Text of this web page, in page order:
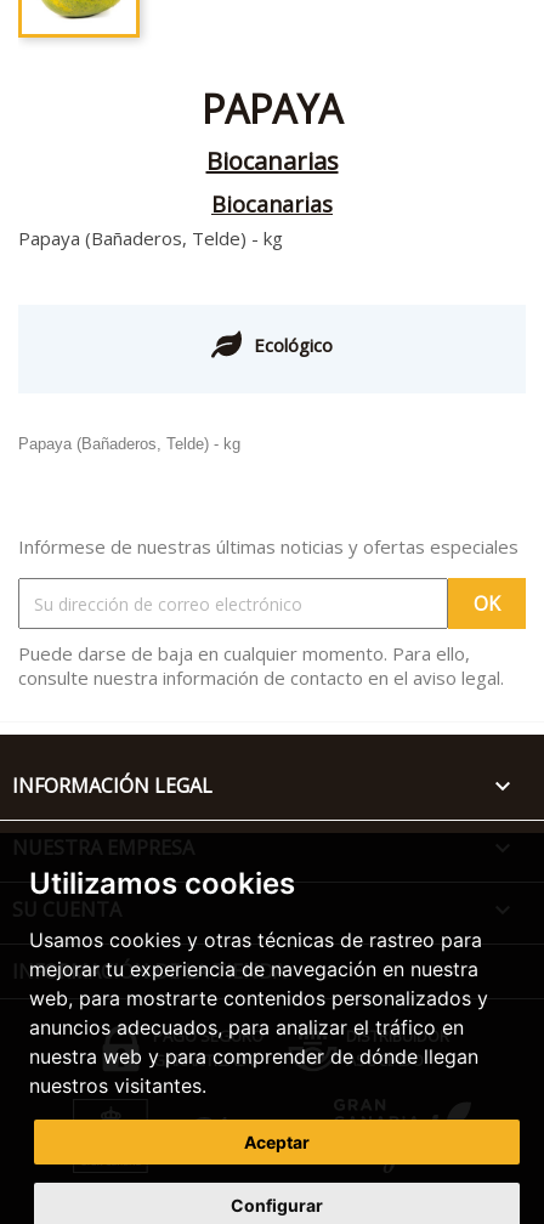
Utilizamos cookies
Usamos cookies y otras técnicas de rastreo para
mejorar tu experiencia de navegación en nuestra
web, para mostrarte contenidos personalizados y
anuncios adecuados, para analizar el tráfico en
nuestra web y para comprender de dónde llegan
nuestros visitantes.
Aceptar
Configurar
PAPAYA
Biocanarias
Biocanarias
Papaya (Bañaderos, Telde) - kg
Ecológico
Papaya (Bañaderos, Telde) - kg
Infórmese de nuestras últimas noticias y ofertas especiales
Puede darse de baja en cualquier momento. Para ello,
consulte nuestra información de contacto en el aviso legal.
INFORMACIÓN LEGAL 
INFORMACIÓN DE LA TIENDA
PAGO SEGURO
GARANTIZADO
DISTRIBUIDOR
ASOCIADO